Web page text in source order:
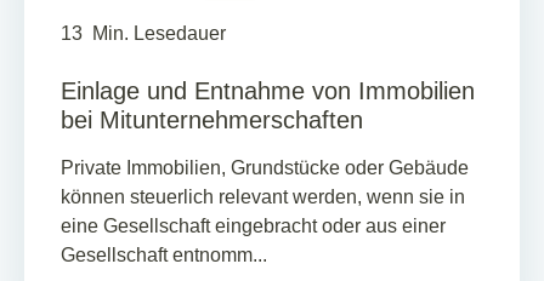
13 Min. Lesedauer
Einlage und Entnahme von Immobilien
bei Mitunternehmerschaften
Private Immobilien, Grundstücke oder Gebäude
können steuerlich relevant werden, wenn sie in
eine Gesellschaft eingebracht oder aus einer
Gesellschaft entnomm...